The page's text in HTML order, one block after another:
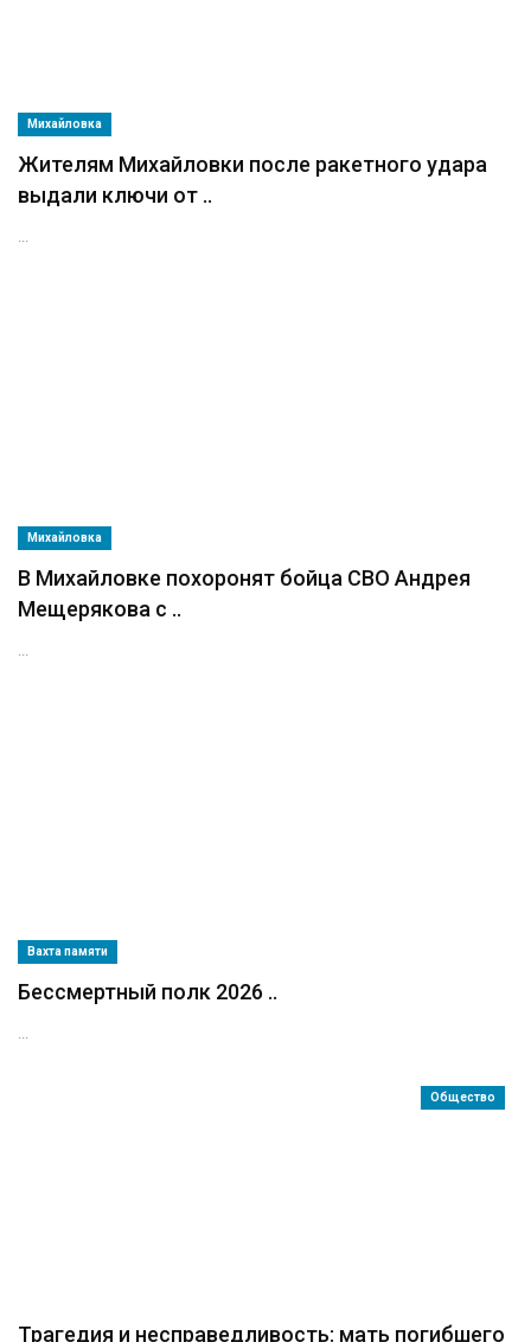
Михайловка
Жителям Михайловки после ракетного удара
выдали ключи от ..
...
Михайловка
В Михайловке похоронят бойца СВО Андрея
Мещерякова с ..
...
Вахта памяти
Бессмертный полк 2026 ..
...
Общество
Трагедия и несправедливость: мать погибшего